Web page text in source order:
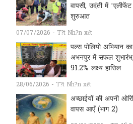
वापसी, उदंती में
शुरुआत
07/07/2026 - T?t Nh?n xét
पल्स पोलियो अभियान
अभनपुर में सफल
91.2% लक्ष्य हासिल
28/06/2026 - T?t Nh?n xét
अच्छाईयों की अपनी
वापस आएँ (भाग 2)